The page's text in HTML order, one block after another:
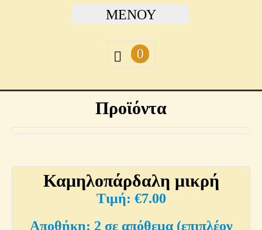
ΜΕΝΟΎ
0
Προϊόντα
Καμηλοπάρδαλη μικρή
€7.00
2 σε απόθεμα (επιπλέον